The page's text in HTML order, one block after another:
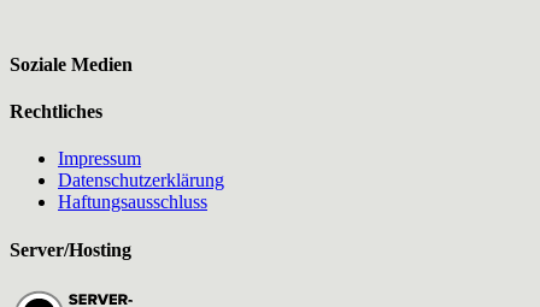
Soziale Medien
Rechtliches
Impressum
Datenschutzerklärung
Haftungsausschluss
Server/Hosting